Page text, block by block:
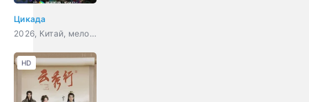
Цикада
2026, Китай, мелодрама
HD